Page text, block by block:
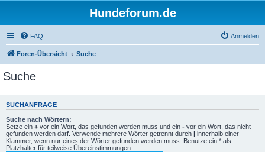
Hundeforum.de
FAQ Anmelden
Foren-Übersicht Suche
Suche
SUCHANFRAGE
Suche nach Wörtern:
Setze ein + vor ein Wort, das gefunden werden muss und ein - vor ein Wort, das nicht
gefunden werden darf. Verwende mehrere Wörter getrennt durch | innerhalb einer
Klammer, wenn nur eines der Wörter gefunden werden muss. Benutze ein * als
Platzhalter für teilweise Übereinstimmungen.